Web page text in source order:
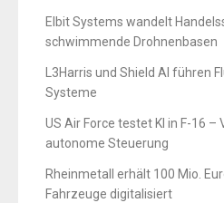
Elbit Systems wandelt
schwimmende Drohnenbasen
L3Harris und Shield AI führen
Systeme
US Air Force testet KI in F-16 –
autonome Steuerung
Rheinmetall erhält 100 Mio.
Fahrzeuge digitalisiert